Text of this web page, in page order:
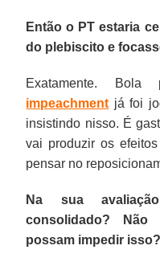
Então o PT estaria
do plebiscito e
Exatamente.
impeachment já foi
insistindo nisso. É
vai produzir os
pensar no
Na sua
consolidado?
possam impedir isso?